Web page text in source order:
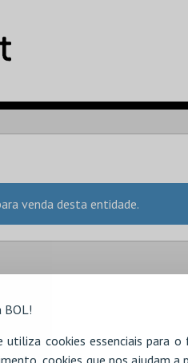
BOL!
utiliza cookies essenciais para
cookies que nos ajudam a
venda desta entidade.